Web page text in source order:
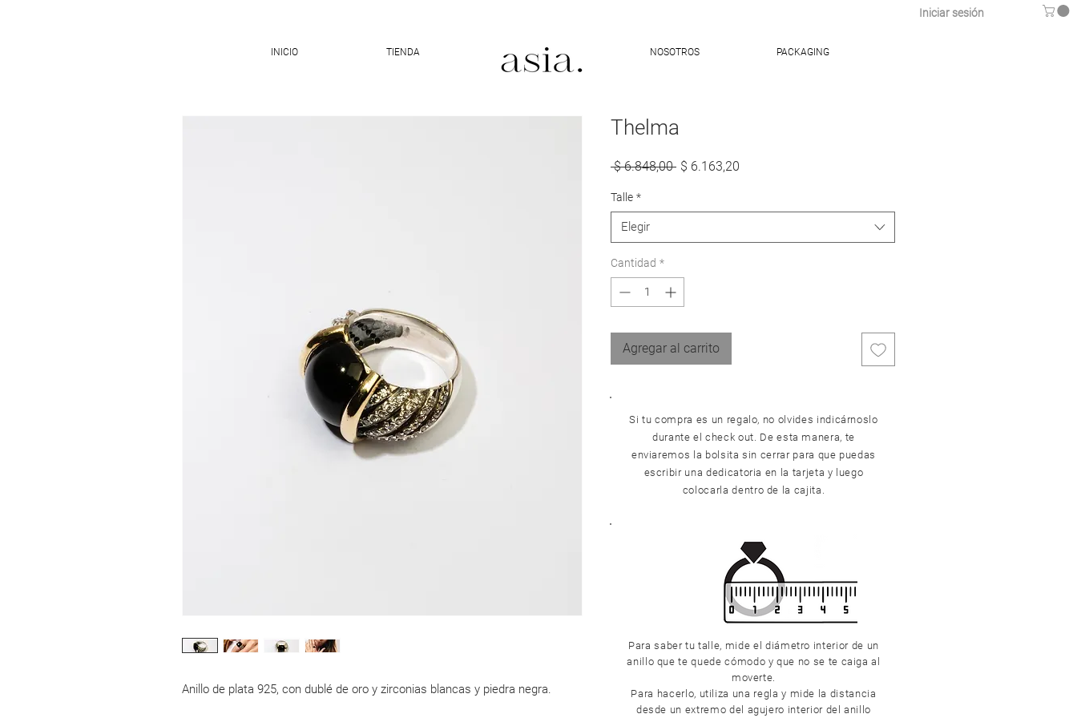
Iniciar sesión
INICIO TIENDA NOSOTROS PACKAGING
Anillo de plata 925, con dublé de oro y zirconias blancas y piedra negra.
Thelma
$ 6.848,00 Precio
$ 6.163,20
Talle *
Elegir
Cantidad *
Agregar al carrito
Si tu compra es un regalo, no olvides indicárnoslo
durante el check out. De esta manera, te
enviaremos la bolsita sin cerrar para que puedas
escribir una dedicatoria en la tarjeta y luego
colocarla dentro de la cajita.
Para saber tu talle, mide el diámetro interior de un
anillo que te quede cómodo y que no se te caiga al
moverte.
Para hacerlo, utiliza una regla y mide la distancia
desde un extremo del agujero interior del anillo